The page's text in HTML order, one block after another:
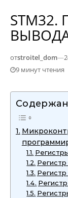
отstroitel_dom—
9 минут чтения
Регистр
Регистр